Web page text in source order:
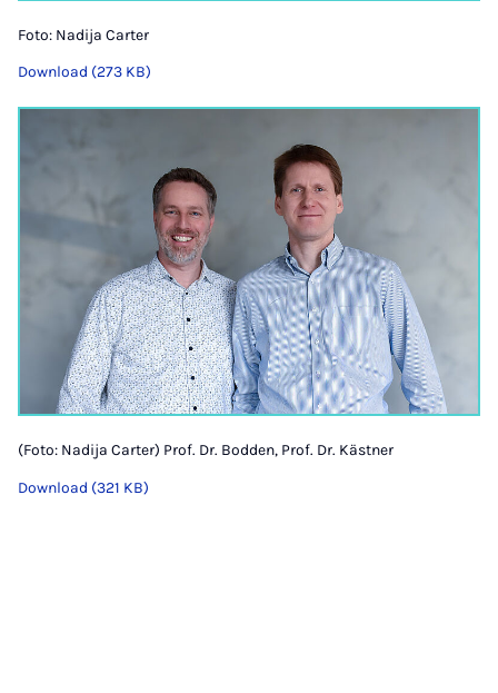
Foto: Nadija Carter
Download (273 KB)
(Foto: Nadija Carter) Prof. Dr. Bodden, Prof. Dr. Kästner
Download (321 KB)